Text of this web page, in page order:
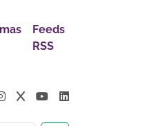
Feeds
RSS